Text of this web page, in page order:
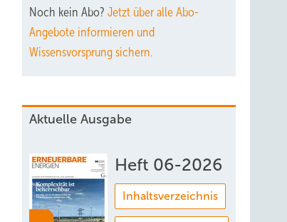
Noch kein Abo? Jetzt über alle Abo-
Angebote informieren und
Wissensvorsprung sichern.
Aktuelle Ausgabe
Heft 06-2026
Inhaltsverzeichnis